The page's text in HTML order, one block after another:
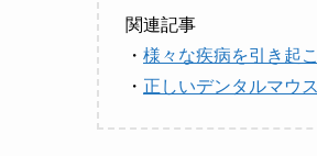
関連記事
・ 様々な疾病を引き起
・ 正しいデンタルマウ